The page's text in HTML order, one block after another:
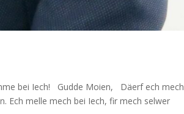
bei Iech! Gudde Moien, Däerf ech mech
Ech melle mech bei Iech, fir mech selwer